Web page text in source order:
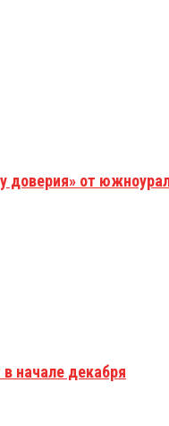
от
начале декабря